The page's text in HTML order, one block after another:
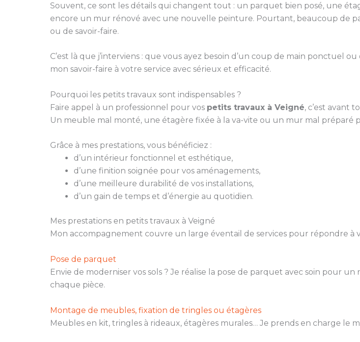
Souvent, ce sont les détails qui changent tout : un parquet bien posé, une
encore un mur rénové avec une nouvelle peinture. Pourtant, beaucoup de
ou de savoir-faire.
C’est là que j’interviens : que vous ayez besoin d’un coup de main ponctuel
mon savoir-faire à votre service avec sérieux et efficacité.
Pourquoi les petits travaux sont indispensables ?
Faire appel à un professionnel pour vos petits travaux à Veigné, c’est avant
Un meuble mal monté, une étagère fixée à la va-vite ou un mur mal
Grâce à mes prestations, vous bénéficiez :
d’un intérieur fonctionnel et esthétique,
d’une finition soignée pour vos aménagements,
d’une meilleure durabilité de vos installations,
d’un gain de temps et d’énergie au quotidien.
Mes prestations en petits travaux à Veigné
Mon accompagnement couvre un large éventail de services pour répondre à
Pose de parquet
Envie de moderniser vos sols ? Je réalise la pose de parquet avec soin pour
chaque pièce.
Montage de meubles, fixation de tringles ou étagères
Meubles en kit, tringles à rideaux, étagères murales… Je prends en charge